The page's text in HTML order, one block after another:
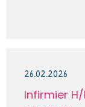
26.02.2026
Infirmier H/